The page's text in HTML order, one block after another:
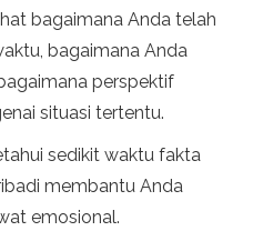
bagaimana Anda telah
bagaimana Anda
perspektif
situasi tertentu.
sedikit waktu fakta
membantu Anda
emosional.